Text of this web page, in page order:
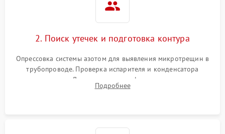
2. Поиск утечек и подготовка контура
Опрессовка системы азотом для выявления микротрещин в
трубопроводе. Проверка испарителя и конденсатора
течеискателем. Демонтаж старого фильтра-осушителя и
продувка капиллярной трубки для устранения засоров.
Подробнее